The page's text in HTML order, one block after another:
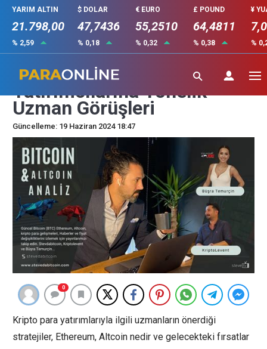
YARIM ALTIN
21.798,00
% 2,59
$ DOLAR
47,7436
% 0,18
€ EURO
55,2510
% 0,32
£ POUND
64,4811
% 0,38
¥
%
Ethereum ve Altcoin
Yatırımcılarına Yönelik
Uzman Görüşleri
Güncelleme: 19 Haziran 2024 18:47
0
Kripto para yatırımlarıyla ilgili uzmanların önerdiği
stratejiler, Ethereum, Altcoin nedir ve gelecekteki fırsatlar